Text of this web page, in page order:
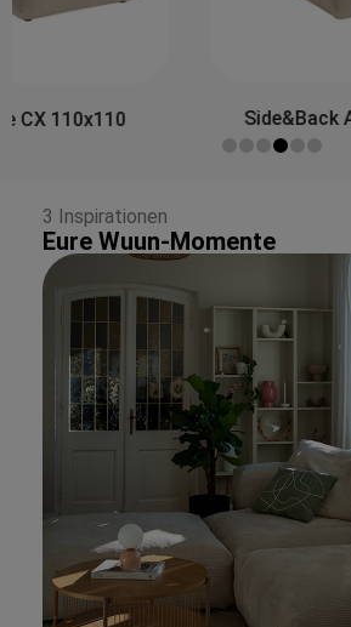
Side&Back A 80x30
3 Inspirationen
Eure Wuun-Momente